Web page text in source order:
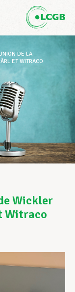
DE LA
ET WITRACO
Wickler
Witraco